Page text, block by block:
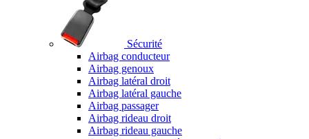
Sécurité
Airbag conducteur
Airbag genoux
Airbag latéral droit
Airbag latéral gauche
Airbag passager
Airbag rideau droit
Airbag rideau gauche